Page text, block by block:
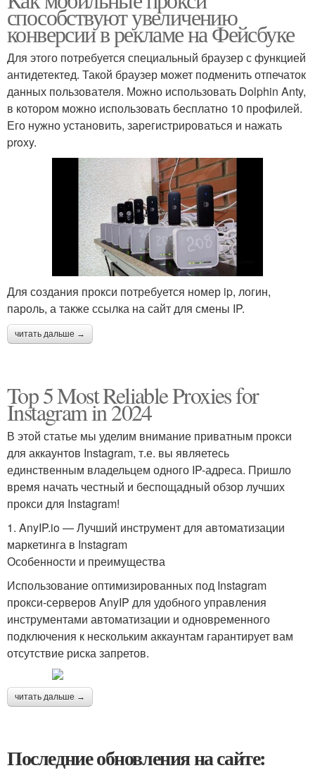
способствуют увеличению
конверсии в рекламе на Фейсбуке
Для этого потребуется специальный браузер с функцией
антидетектед. Такой браузер может подменить отпечаток
данных пользователя. Можно использовать Dolphin Anty,
в котором можно использовать бесплатно 10 профилей.
Его нужно установить, зарегистрироваться и нажать
proxy.
Для создания прокси потребуется номер ip, логин,
пароль, а также ссылка на сайт для смены IP.
читать дальше →
Top 5 Most Reliable Proxies for
Instagram in 2024
В этой статье мы уделим внимание приватным прокси
для аккаунтов Instagram, т.е. вы являетесь
единственным владельцем одного IP-адреса. Пришло
время начать честный и беспощадный обзор лучших
прокси для Instagram!
1. AnyIP.io — Лучший инструмент для автоматизации
маркетинга в Instagram
Особенности и преимущества
Использование оптимизированных под Instagram
прокси-серверов AnyIP для удобного управления
инструментами автоматизации и одновременного
подключения к нескольким аккаунтам гарантирует вам
отсутствие риска запретов.
читать дальше →
Последние обновления на сайте: